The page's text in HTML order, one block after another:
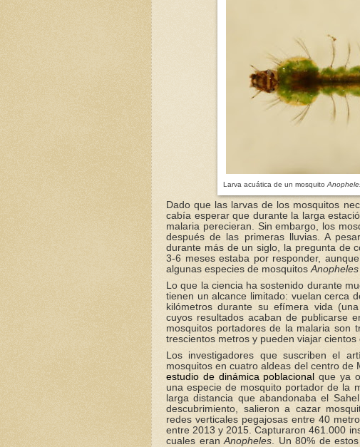
Larva acuática de un mosquito
Dado que las larvas de los mosquitos
cabía esperar que durante la larga
malaria perecieran. Sin embargo, los
después de las primeras lluvias. A
durante más de un siglo, la pregunta de
3-6 meses estaba por responder,
algunas especies de mosquitosAnopheles
Lo que la ciencia ha sostenido durante
tienen un alcance limitado: vuelan cerca
kilómetros durante su efímera vida
cuyos resultados acaban de publicarse
mosquitos portadores de la malaria son
trescientos metros y pueden viajar cientos
Los investigadores que suscriben el
mosquitos en cuatro aldeas del centro de
estudio de dinámica poblacional que ya
una especie de mosquito portador de la
larga distancia que abandonaba el
descubrimiento, salieron a cazar
redes verticales pegajosas entre 40
entre 2013 y 2015. Capturaron 461.000
cuales eranAnopheles. Un 80% de